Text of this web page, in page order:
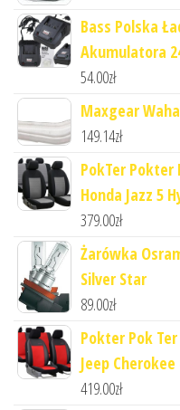
Bass Polska
Akumulatora
54.00zł
Maxgear
149.14zł
PokTer Pokter
Honda Jazz 5
379.00zł
Żarówka
Silver Star
89.00zł
Pokter Pok
Jeep Cherokee
419.00zł